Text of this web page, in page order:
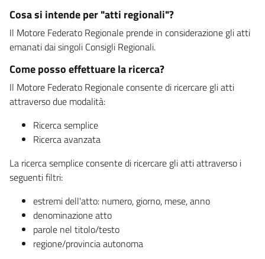
Cosa si intende per "atti regionali"?
Il Motore Federato Regionale prende in considerazione gli atti
emanati dai singoli Consigli Regionali.
Come posso effettuare la ricerca?
Il Motore Federato Regionale consente di ricercare gli atti
attraverso due modalità:
Ricerca semplice
Ricerca avanzata
La ricerca semplice consente di ricercare gli atti attraverso i
seguenti filtri:
estremi dell'atto: numero, giorno, mese, anno
denominazione atto
parole nel titolo/testo
regione/provincia autonoma